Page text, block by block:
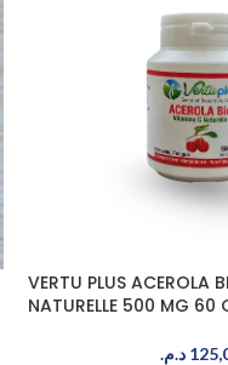
VERTU PLUS ACEROLA
NATURELLE 500 MG 60
د.م.